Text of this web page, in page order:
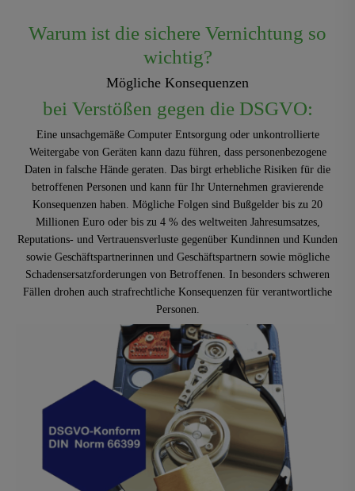
Warum ist die sichere Vernichtung so
wichtig?
Mögliche Konsequenzen
bei Verstößen gegen die DSGVO:
Eine unsachgemäße Computer Entsorgung oder unkontrollierte
Weitergabe von Geräten kann dazu führen, dass personenbezogene
Daten in falsche Hände geraten. Das birgt erhebliche Risiken für die
betroffenen Personen und kann für Ihr Unternehmen gravierende
Konsequenzen haben. Mögliche Folgen sind Bußgelder bis zu 20
Millionen Euro oder bis zu 4 % des weltweiten Jahresumsatzes,
Reputations- und Vertrauensverluste gegenüber Kundinnen und Kunden
sowie Geschäftspartnerinnen und Geschäftspartnern sowie mögliche
Schadensersatzforderungen von Betroffenen. In besonders schweren
Fällen drohen auch strafrechtliche Konsequenzen für verantwortliche
Personen.